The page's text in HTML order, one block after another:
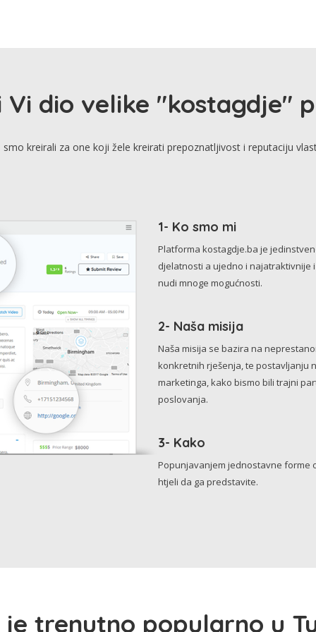
Vi dio velike "kostagdje"
kreirali za one koji žele kreirati prepoznatljivost i reputaciju
1- Ko smo mi
Platforma kostagdje.ba je
djelatnosti a ujedno i najatraktivnije
nudi mnoge mogućnosti.
2- Naša misija
Naša misija se bazira na
konkretnih rješenja, te postavljanju
marketinga, kako bismo bili trajni
poslovanja.
3- Kako
Popunjavanjem jednostavne forme
htjeli da ga predstavite.
je trenutno popularno u